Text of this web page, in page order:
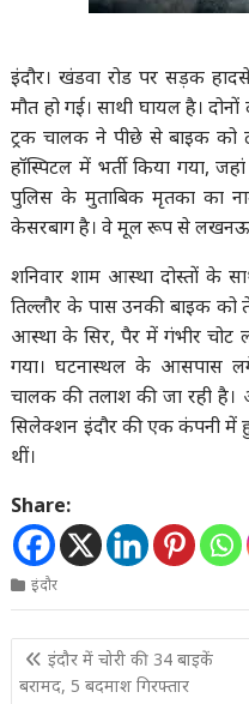
इंदौर। खंडवा रोड पर सड़क
मौत हो गई। साथी घायल है।
ट्रक चालक ने पीछे से बाइक को
हॉस्पिटल में भर्ती किया गया,
पुलिस के मुताबिक मृतका का
केसरबाग है। वे मूल रूप से लखनऊ
शनिवार शाम आस्था दोस्तों के
तिल्लौर के पास उनकी बाइक को
आस्था के सिर, पैर में गंभीर चोट
गया। घटनास्थल के आसपास
चालक की तलाश की जा रही है।
सिलेक्शन इंदौर की एक कंपनी में
थीं।
Share:
इंदौर
Post
navigation
इंदौर में चोरी की 34 बाइकें
बरामद, 5 बदमाश गिरफ्तार